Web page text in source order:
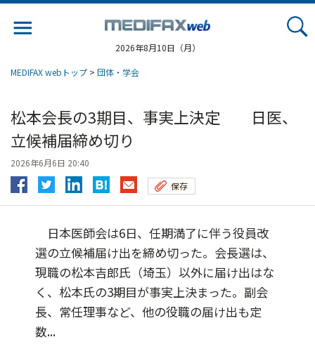
2026年8月10日（月）
MEDIFAX webトップ > 団体・学会
松本会長の3期目、事実上決定 日医、
立候補届締め切り
2026年6月6日 20:40
保存
日本医師会は6日、任期満了に伴う役員改
選の立候補届け出を締め切った。会長選は、
現職の松本吉郎氏（埼玉）以外に届け出はな
く、松本氏の3期目が事実上決まった。副会
長、常任理事など、他の役職の届け出も定
数...